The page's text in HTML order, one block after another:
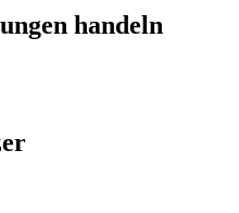
handeln